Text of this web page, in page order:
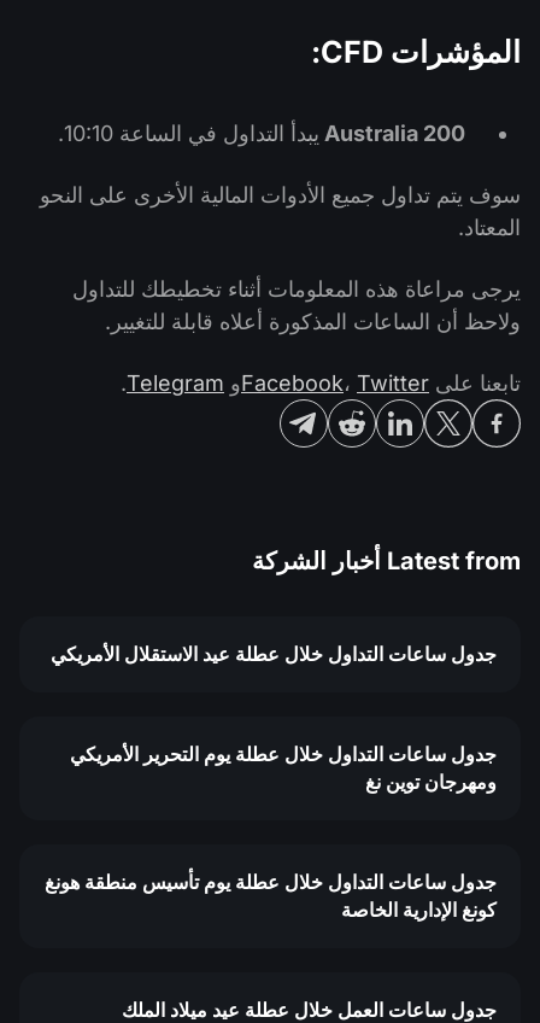
المؤشرات CFD:
Australia 200 يبدأ التداول في الساعة 10:10.
سوف يتم تداول جميع الأدوات المالية الأخرى على النحو
المعتاد.
يرجى مراعاة هذه المعلومات أثناء تخطيطك للتداول
ولاحظ أن الساعات المذكورة أعلاه قابلة للتغيير.
تابعنا على Facebook، Twitter و Telegram
.
Latest from أخبار الشركة
جدول ساعات التداول خلال عطلة عيد الاستقلال الأمريكي
جدول ساعات التداول خلال عطلة يوم التحرير الأمريكي
ومهرجان توين نغ
جدول ساعات التداول خلال عطلة يوم تأسيس منطقة هونغ
كونغ الإدارية الخاصة
جدول ساعات العمل خلال عطلة عيد ميلاد الملك